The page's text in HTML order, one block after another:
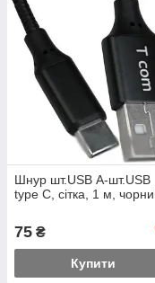
Шнур шт.USB А-шт.USB
type C, сітка, 1 м,
75 ₴
Купити